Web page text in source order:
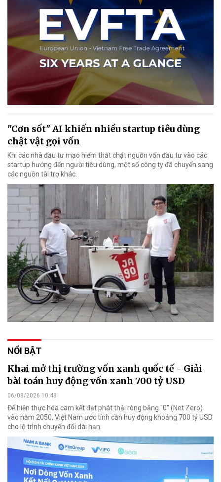
"Cơn sốt" AI khiến nhiều startup tiêu dùng
chật vật gọi vốn
Khi các nhà đầu tư mạo hiểm thắt chặt nguồn vốn đầu tư vào các
startup hướng đến người tiêu dùng, một số công ty đã chuyển sang
các nguồn tài trợ khác.
NỔI BẬT
Khai mở thị trường vốn xanh quốc tế - Giải
bài toán huy động vốn xanh 700 tỷ USD
06/08/2026 10:48
Để hiện thực hóa cam kết đạt phát thải ròng bằng "0" (Net Zero)
vào năm 2050, Việt Nam ước tính cần huy động khoảng 700 tỷ USD
cho lộ trình chuyển đổi dài hạn.